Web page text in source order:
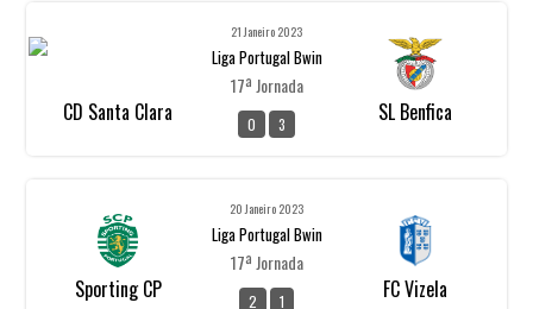
CD Santa Clara
21 Janeiro 2023
Liga Portugal Bwin
17ª Jornada
0 3 SL Benfica
Sporting CP
20 Janeiro 2023
Liga Portugal Bwin
17ª Jornada
2 1 FC Vizela